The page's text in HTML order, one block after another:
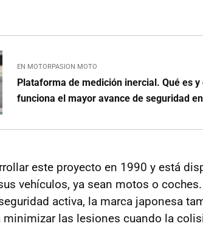
EN MOTORPASION MOTO
Plataforma de medición inercial. Qué es y
funciona el mayor avance de seguridad
este proyecto en 1990 y está
vehículos, ya sean motos o
activa, la marca japonesa
las lesiones cuando la